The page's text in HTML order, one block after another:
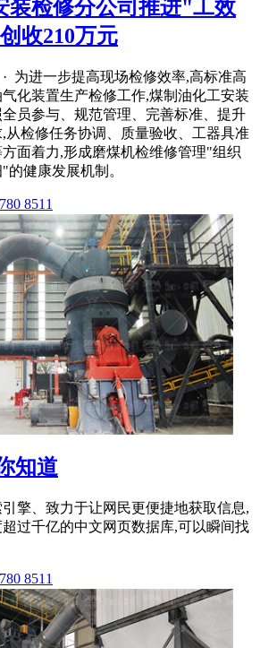
装检修分公司推进"工效
收210万元
为进一步提高现场检修效率,高标准高
化装置生产检修工作,煤制油化工安装
员参与、规范管理、完善标准、提升
从检修任务协调、质量验收、工器具准
面着力,形成磨煤机检维修管理"组织
健康发展机制。
8511
知道
擎、致力于让网民更便捷地获取信息,
过千亿的中文网页数据库,可以瞬间找
8511